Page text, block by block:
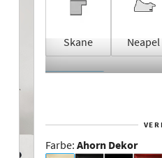
Skane Neapel
Farbe: Ahorn Dekor